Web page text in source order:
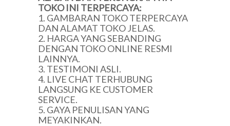
TOKO INI TERPERCAYA:
1. GAMBARAN TOKO TERPERCAYA
DAN ALAMAT TOKO JELAS.
2. HARGA YANG SEBANDING
DENGAN TOKO ONLINE RESMI
LAINNYA.
3. TESTIMONI ASLI.
4. LIVE CHAT TERHUBUNG
LANGSUNG KE CUSTOMER
SERVICE.
5. GAYA PENULISAN YANG
MEYAKINKAN.